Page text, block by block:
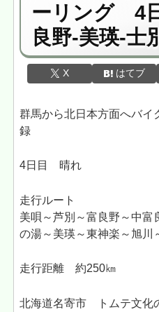
ーリング 4
良野-美瑛-士
X はてブ
群馬から北日本方面へバイ
録
4日目 晴れ
走行ルート
美唄～芦別～富良野～中富
の湯～美瑛～東神楽～旭川
走行距離 約250㎞
北海道名寄市 トムテ文